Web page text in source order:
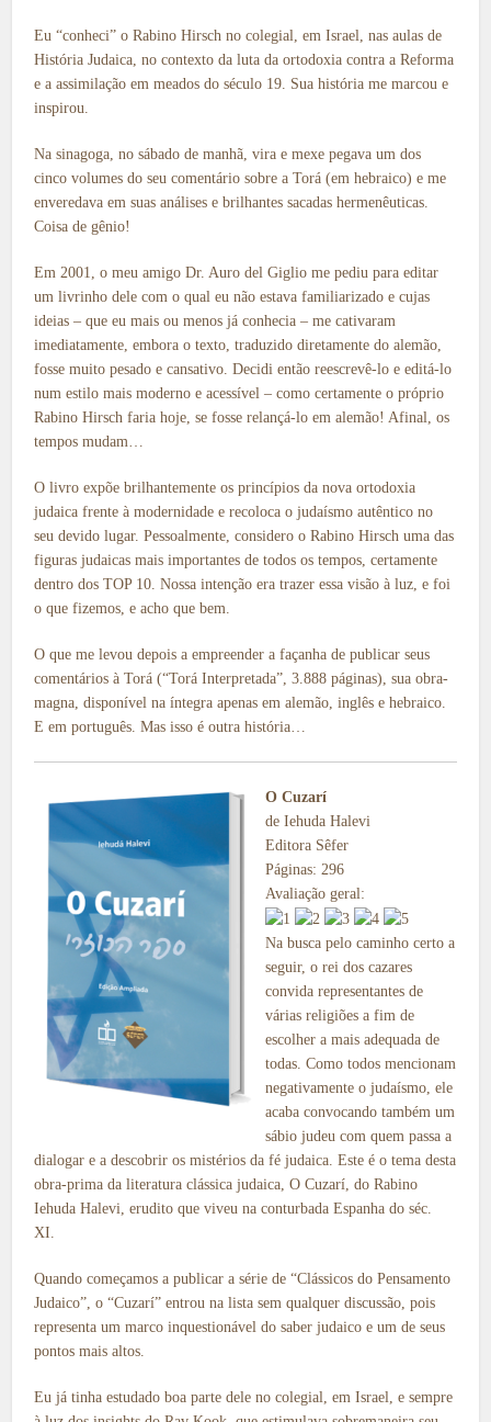
Eu “conheci” o Rabino Hirsch no colegial, em Israel, nas aulas de
História Judaica, no contexto da luta da ortodoxia contra a Reforma
e a assimilação em meados do século 19. Sua história me marcou e
inspirou.
Na sinagoga, no sábado de manhã, vira e mexe pegava um dos
cinco volumes do seu comentário sobre a Torá (em hebraico) e me
enveredava em suas análises e brilhantes sacadas hermenêuticas.
Coisa de gênio!
Em 2001, o meu amigo Dr. Auro del Giglio me pediu para editar
um livrinho dele com o qual eu não estava familiarizado e cujas
ideias – que eu mais ou menos já conhecia – me cativaram
imediatamente, embora o texto, traduzido diretamente do alemão,
fosse muito pesado e cansativo. Decidi então reescrevê-lo e editá-lo
num estilo mais moderno e acessível – como certamente o próprio
Rabino Hirsch faria hoje, se fosse relançá-lo em alemão! Afinal, os
tempos mudam…
O livro expõe brilhantemente os princípios da nova ortodoxia
judaica frente à modernidade e recoloca o judaísmo autêntico no
seu devido lugar. Pessoalmente, considero o Rabino Hirsch uma das
figuras judaicas mais importantes de todos os tempos, certamente
dentro dos TOP 10. Nossa intenção era trazer essa visão à luz, e foi
o que fizemos, e acho que bem.
O que me levou depois a empreender a façanha de publicar seus
comentários à Torá (“Torá Interpretada”, 3.888 páginas), sua obra-
magna, disponível na íntegra apenas em alemão, inglês e hebraico.
E em português. Mas isso é outra história…
O Cuzarí
de Iehuda Halevi
Editora Sêfer
Páginas: 296
Avaliação geral:
Na busca pelo caminho certo a
seguir, o rei dos cazares
convida representantes de
várias religiões a fim de
escolher a mais adequada de
todas. Como todos mencionam
negativamente o judaísmo, ele
acaba convocando também um
sábio judeu com quem passa a
dialogar e a descobrir os mistérios da fé judaica. Este é o tema desta
obra-prima da literatura clássica judaica, O Cuzarí, do Rabino
Iehuda Halevi, erudito que viveu na conturbada Espanha do séc.
XI.
Quando começamos a publicar a série de “Clássicos do Pensamento
Judaico”, o “Cuzarí” entrou na lista sem qualquer discussão, pois
representa um marco inquestionável do saber judaico e um de seus
pontos mais altos.
Eu já tinha estudado boa parte dele no colegial, em Israel, e sempre